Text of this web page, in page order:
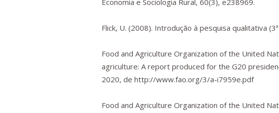
Economia e Sociologia Rural,60(3), e238969.
Flick, U. (2008). Introdução à pesquisa qualitativa
Food and Agriculture Organization of the United
agriculture: A report produced for the G20
2020, dehttp://www.fao.org/3/a-i7959e.pdf
Food and Agriculture Organization of the United